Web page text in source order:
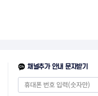
이
지
채널추가 안내 문자받기